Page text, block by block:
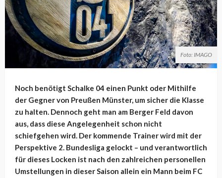
Foto: IMAGO
Noch benötigt Schalke 04 einen Punkt oder Mithilfe
der Gegner von Preußen Münster, um sicher die Klasse
zu halten. Dennoch geht man am Berger Feld davon
aus, dass diese Angelegenheit schon nicht
schiefgehen wird. Der kommende Trainer wird mit der
Perspektive 2. Bundesliga gelockt – und verantwortlich
für dieses Locken ist nach den zahlreichen personellen
Umstellungen in dieser Saison allein ein Mann beim FC